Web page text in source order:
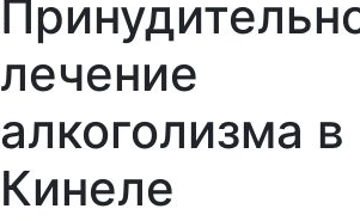
лечение
алкоголизма в
Кинеле